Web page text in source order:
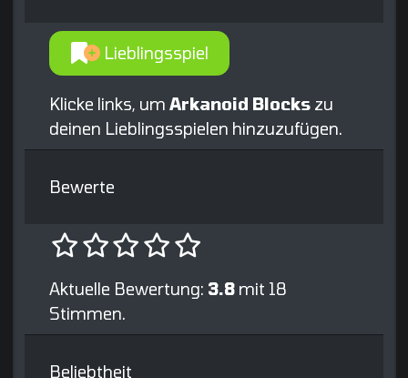
Lieblingsspiel
Klicke links, um Arkanoid Blocks zu
deinen Lieblingsspielen hinzuzufügen.
Bewerte
Aktuelle Bewertung: 3.8 mit 18
Stimmen.
Beliebtheit